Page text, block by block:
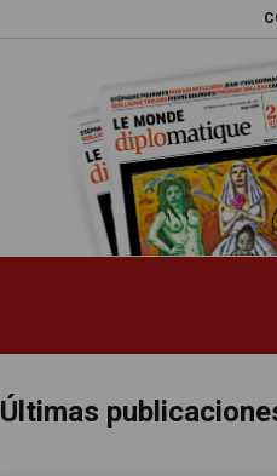
La
Últimas